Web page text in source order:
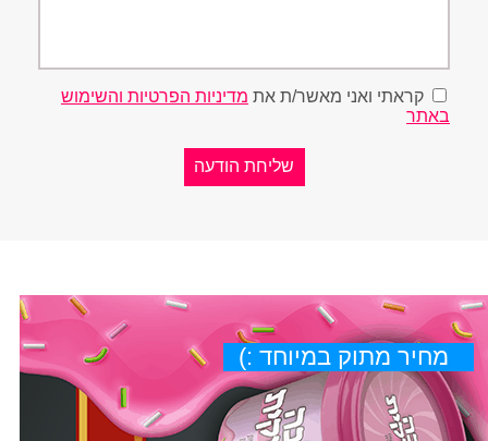
קראתי ואני מאשר/ת את מדיניות הפרטיות והשימוש
באתר
מחיר מתוק במיוחד :)